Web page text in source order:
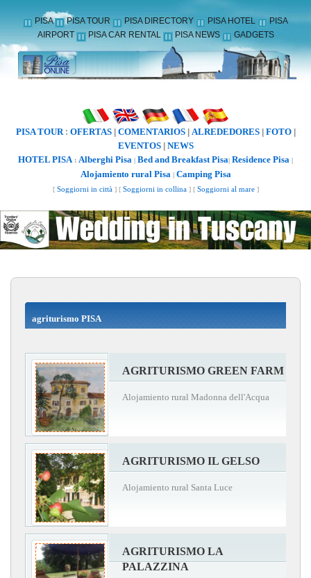
PISA PISA TOUR PISA DIRECTORY PISA HOTEL
PISA
AIRPORT
PISA CAR RENTAL PISA NEWS GADGETS
PISA TOUR: OFERTAS| COMENTARIOS| ALREDEDORES| FOTO|
EVENTOS| NEWS
HOTEL PISA: Alberghi Pisa | Bed and Breakfast Pisa| Residence Pisa |
Alojamiento rural Pisa| Camping Pisa
[ Soggiorni in città] [ Soggiorni in collina] [ Soggiorni al mare]
agriturismo PISA
AGRITURISMO GREEN FARM
Alojamiento rural Madonna dell'Acqua
AGRITURISMO IL GELSO
Alojamiento rural Santa Luce
AGRITURISMO LA
PALAZZINA